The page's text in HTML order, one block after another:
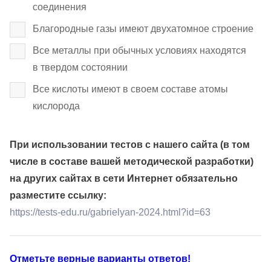
соединения
Благородные газы имеют двухатомное строение
Все металлы при обычных условиях находятся
в твердом состоянии
Все кислоты имеют в своем составе атомы
кислорода
При использовании тестов с нашего сайта (в том
числе в составе вашей методической разработки)
на других сайтах в сети Интернет обязательно
разместите ссылку:
https://tests-edu.ru/gabrielyan-2024.html?id=63
Отметьте верные варианты ответов!